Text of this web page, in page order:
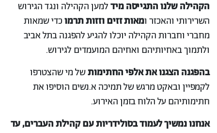
הקהילה שלנו התגייסה מידלמען הקהילה ונגד הגירוש
השרירותי והאכזר ומאות זזים וזזות תרמוכדי שמאות
מחברי וחברות הקהילה יוכלו להגיע להפגנה בתל אביב
ולתמוך באחיותיהם ואחיהם המועמדים לגירוש.
בהפגנה הצגנו את אלפי החתימותשל מי שהצטרפו
לקמפיין ובאקט מרגש של תמיכה א.נשים הוסיפו את
חתימותיהם על הלוח בזמן האירוע.
אנחנו נמשיך לעמוד בסולידריות עם קהילת העברים, עד